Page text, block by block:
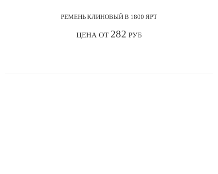
РЕМЕНЬ КЛИНОВЫЙ В 1800 ЯРТ
ЦЕНА ОТ 282 РУБ